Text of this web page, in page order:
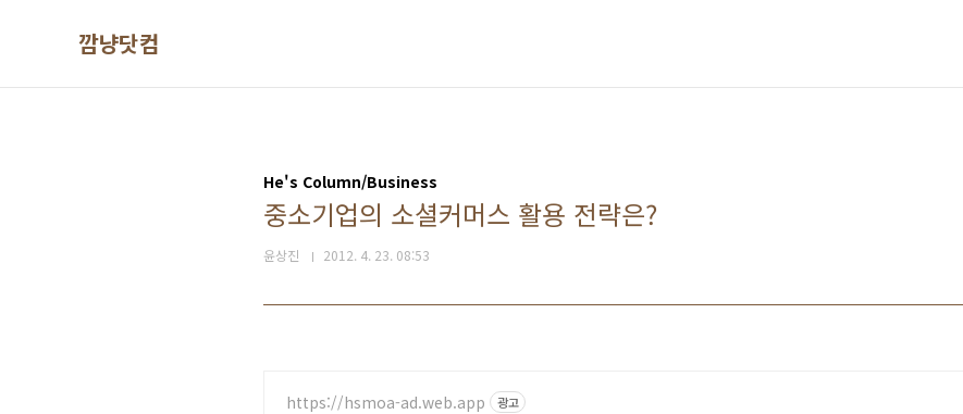
깜냥닷컴
He's Column/Business
중소기업의 소셜커머스 활용 전략은?
윤상진 2012. 4. 23. 08:53
https://hsmoa-ad.web.app 광고